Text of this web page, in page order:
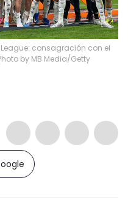
consagración con el
by MB Media/Getty